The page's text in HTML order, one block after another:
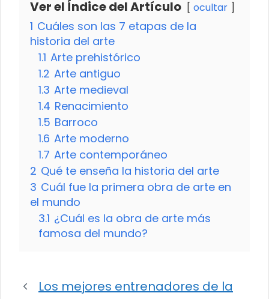
Ver el Índice del Artículo ocultar
1 Cuáles son las 7 etapas de la
historia del arte
1.1 Arte prehistórico
1.2 Arte antiguo
1.3 Arte medieval
1.4 Renacimiento
1.5 Barroco
1.6 Arte moderno
1.7 Arte contemporáneo
2 Qué te enseña la historia del arte
3 Cuál fue la primera obra de arte en
el mundo
3.1 ¿Cuál es la obra de arte más
famosa del mundo?
Los mejores entrenadores de la